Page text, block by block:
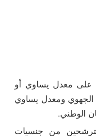
على معدل يساوي أو
الجهوي ومعدل يساوي
نسبة %10 للمترشحين من جنسيات